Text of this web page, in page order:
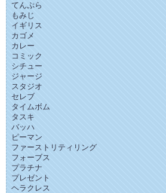
てんぷら
もみじ
イギリス
カゴメ
カレー
コミック
シチュー
ジャージ
スタジオ
セレブ
タイムボム
タスキ
バッハ
ピーマン
ファーストリティリング
フォーブス
プラチナ
プレゼント
ヘラクレス